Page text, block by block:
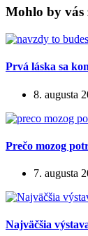
Mohlo by
Prvá láska sa
8. augusta
Prečo mozog
7. augusta
Najväčšia